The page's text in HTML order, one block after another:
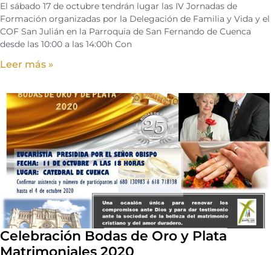
El sábado 17 de octubre tendrán lugar las IV Jornadas de
Formación organizadas por la Delegación de Familia y Vida y el
COF San Julián en la Parroquia de San Fernando de Cuenca
desde las 10:00 a las 14:00h Con
Leer más »
Celebración Bodas de Oro y Plata
Matrimoniales 2020